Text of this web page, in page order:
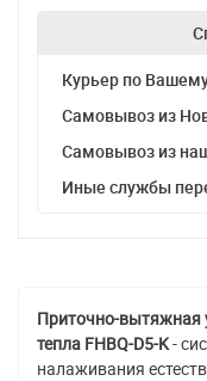
Курьер по
Самовывоз из
Самовывоз из
Иные службы
Приточно-вытяжная
тепла FHBQ-D5-K-
налаживания